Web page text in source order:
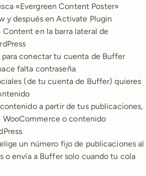
«Evergreen Content Poster»
y después en Activate Plugin
Content en la barra lateral de
conectar tu cuenta de Buffer
falta contraseña
(de tu cuenta de Buffer) quieres
a partir de tus publicaciones,
WooCommerce o contenido
un número fijo de publicaciones al
o envía a Buffer solo cuando tu cola